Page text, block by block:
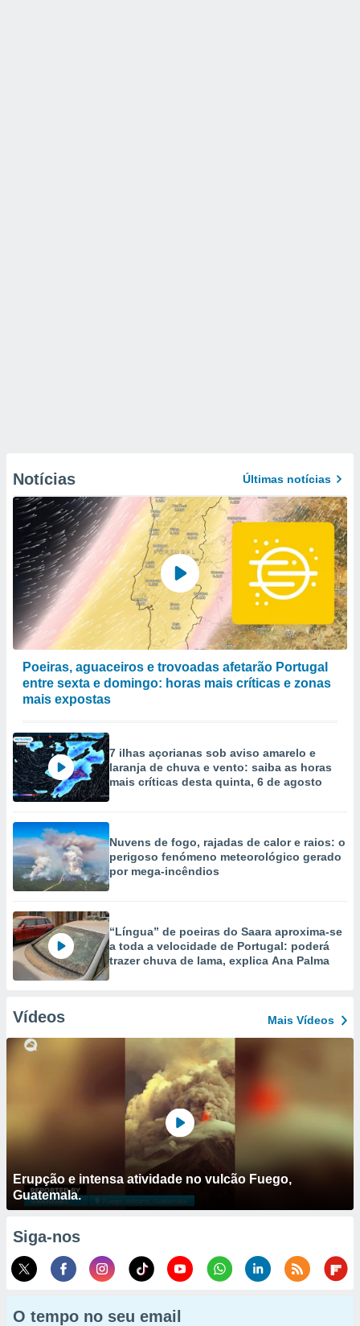
Notícias Últimas notícias
Poeiras, aguaceiros e trovoadas afetarão Portugal
entre sexta e domingo: horas mais críticas e zonas
mais expostas
7 ilhas açorianas sob aviso amarelo e
laranja de chuva e vento: saiba as horas
mais críticas desta quinta, 6 de agosto
Nuvens de fogo, rajadas de calor e raios: o
perigoso fenómeno meteorológico gerado
por mega-incêndios
“Língua” de poeiras do Saara aproxima-se
a toda a velocidade de Portugal: poderá
trazer chuva de lama, explica Ana Palma
Vídeos Mais Vídeos
Erupção e intensa atividade no vulcão Fuego,
Guatemala.
Siga-nos
O tempo no seu email